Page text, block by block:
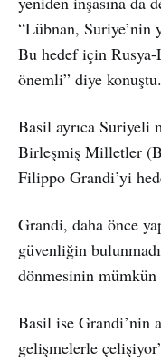
“Lübnan, Suriye’nin
Bu hedef için
önemli” diye konuştu.
Basil ayrıca Suriyeli
Birleşmiş Milletler
Filippo Grandi’yi
Grandi, daha önce
güvenliğin
dönmesinin mümkün
Basil ise Grandi’nin
gelişmelerle